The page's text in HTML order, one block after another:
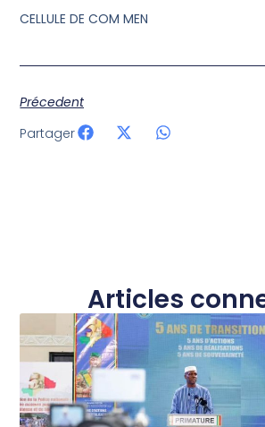
CELLULE DE COM MEN
Précedent
Partager
Articles